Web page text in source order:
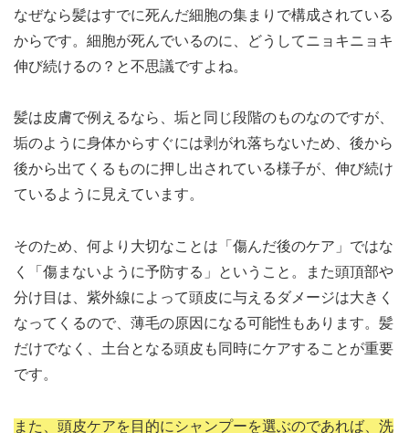
なぜなら髪はすでに死んだ細胞の集まりで構成されている
からです。細胞が死んでいるのに、どうしてニョキニョキ
伸び続けるの？と不思議ですよね。
髪は皮膚で例えるなら、垢と同じ段階のものなのですが、
垢のように身体からすぐには剥がれ落ちないため、後から
後から出てくるものに押し出されている様子が、伸び続け
ているように見えています。
そのため、何より大切なことは「傷んだ後のケア」ではな
く「傷まないように予防する」ということ。また頭頂部や
分け目は、紫外線によって頭皮に与えるダメージは大きく
なってくるので、薄毛の原因になる可能性もあります。髪
だけでなく、土台となる頭皮も同時にケアすることが重要
です。
また、頭皮ケアを目的にシャンプーを選ぶのであれば、洗